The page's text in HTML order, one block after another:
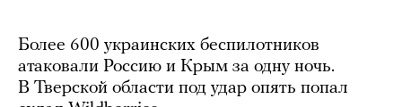
Более 600 украинских беспилотников
атаковали Россию и Крым за одну ночь.
В Тверской области под удар опять попал